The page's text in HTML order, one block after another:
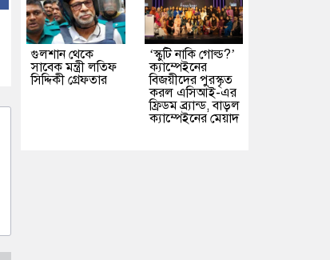
গুলশান থেকে
সাবেক মন্ত্রী লতিফ
সিদ্দিকী গ্রেফতার
‘স্কুটি নাকি গোল্ড?’
ক্যাম্পেইনের
বিজয়ীদের পুরস্কৃত
করল এসিআই-এর
ফ্রিডম ব্র্যান্ড, বাড়ল
ক্যাম্পেইনের মেয়াদ